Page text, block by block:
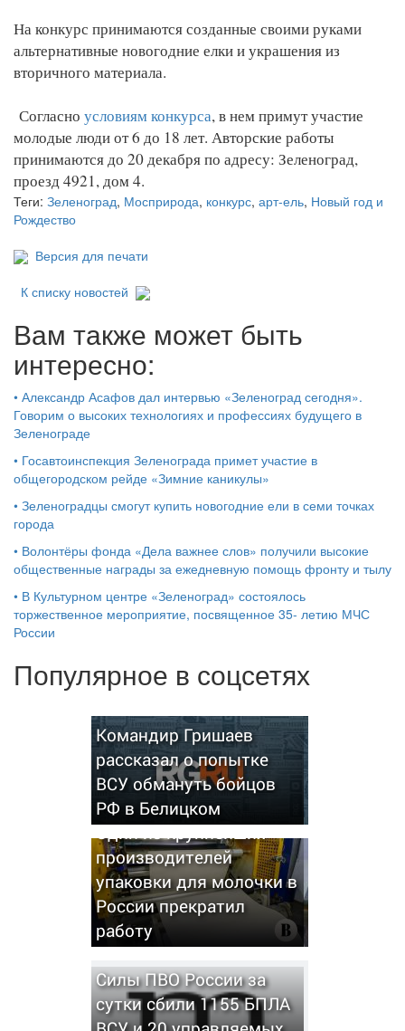
На конкурс принимаются созданные своими руками
альтернативные новогодние елки и украшения из
вторичного материала.
Согласно условиям конкурса, в нем примут участие
молодые люди от 6 до 18 лет. Авторские работы
принимаются до 20 декабря по адресу: Зеленоград,
проезд 4921, дом 4.
Теги: Зеленоград, Мосприрода, конкурс, арт-ель, Новый год и
Рождество
Версия для печати
К списку новостей
Вам также может быть
интересно:
• Александр Асафов дал интервью «Зеленоград сегодня».
Говорим о высоких технологиях и профессиях будущего в
Зеленограде
• Госавтоинспекция Зеленограда примет участие в
общегородском рейде «Зимние каникулы»
• Зеленоградцы смогут купить новогодние ели в семи точках
города
• Волонтёры фонда «Дела важнее слов» получили высокие
общественные награды за ежедневную помощь фронту и тылу
• В Культурном центре «Зеленоград» состоялось
торжественное мероприятие, посвященное 35- летию МЧС
России
Популярное в соцсетях
Командир Гришаев
рассказал о попытке
ВСУ обмануть бойцов
РФ в Белицком
Один из крупнейших
производителей
упаковки для молочки в
России прекратил
работу
Силы ПВО России за
сутки сбили 1155 БПЛА